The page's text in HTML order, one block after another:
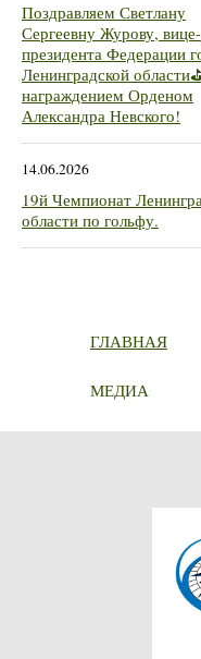
Поздравляем Светлану
Сергеевну Журову, вице-
президента Федерации
Ленинградской
награждением Орденом
Александра Невского!
14.06.2026
19й Чемпионат
области по гольфу.
ГЛАВНАЯ
МЕДИА